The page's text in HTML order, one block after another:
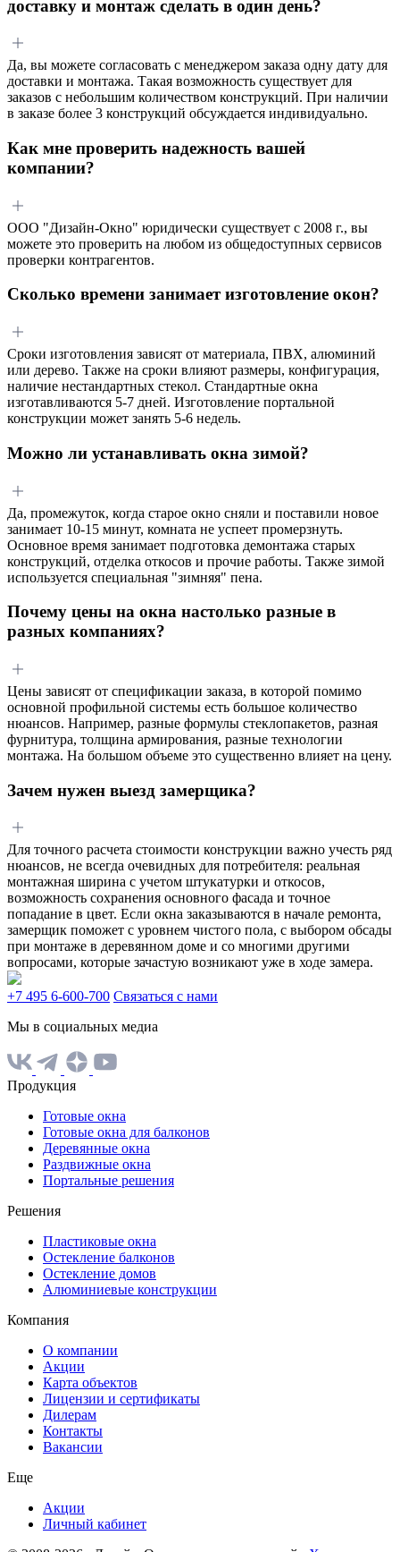
доставку и монтаж сделать в один день?
Да, вы можете согласовать с менеджером заказа одну дату для
доставки и монтажа. Такая возможность существует для
заказов с небольшим количеством конструкций. При наличии
в заказе более 3 конструкций обсуждается индивидуально.
Как мне проверить надежность вашей
компании?
ООО "Дизайн-Окно" юридически существует с 2008 г., вы
можете это проверить на любом из общедоступных сервисов
проверки контрагентов.
Сколько времени занимает изготовление окон?
Сроки изготовления зависят от материала, ПВХ, алюминий
или дерево. Также на сроки влияют размеры, конфигурация,
наличие нестандартных стекол. Стандартные окна
изготавливаются 5-7 дней. Изготовление портальной
конструкции может занять 5-6 недель.
Можно ли устанавливать окна зимой?
Да, промежуток, когда старое окно сняли и поставили новое
занимает 10-15 минут, комната не успеет промерзнуть.
Основное время занимает подготовка демонтажа старых
конструкций, отделка откосов и прочие работы. Также зимой
используется специальная "зимняя" пена.
Почему цены на окна настолько разные в
разных компаниях?
Цены зависят от спецификации заказа, в которой помимо
основной профильной системы есть большое количество
нюансов. Например, разные формулы стеклопакетов, разная
фурнитура, толщина армирования, разные технологии
монтажа. На большом объеме это существенно влияет на цену.
Зачем нужен выезд замерщика?
Для точного расчета стоимости конструкции важно учесть ряд
нюансов, не всегда очевидных для потребителя: реальная
монтажная ширина с учетом штукатурки и откосов,
возможность сохранения основного фасада и точное
попадание в цвет. Если окна заказываются в начале ремонта,
замерщик поможет с уровнем чистого пола, с выбором обсады
при монтаже в деревянном доме и со многими другими
вопросами, которые зачастую возникают уже в ходе замера.
+7 495 6-600-700 Связаться с нами
Мы в социальных медиа
Продукция
Готовые окна
Готовые окна для балконов
Деревянные окна
Раздвижные окна
Портальные решения
Решения
Пластиковые окна
Остекление балконов
Остекление домов
Алюминиевые конструкции
Компания
О компании
Акции
Карта объектов
Лицензии и сертификаты
Дилерам
Контакты
Вакансии
Еще
Акции
Личный кабинет